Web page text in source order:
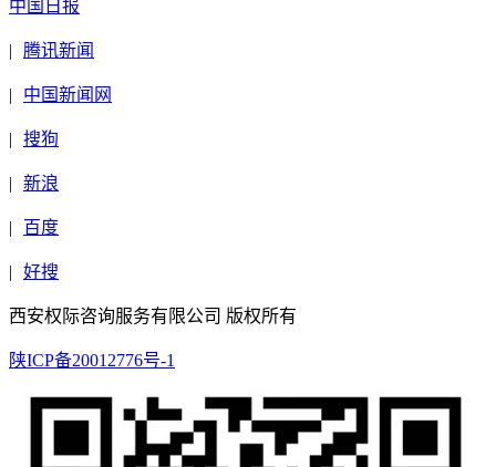
中国日报
| 腾讯新闻
| 中国新闻网
| 搜狗
| 新浪
| 百度
| 好搜
西安权际咨询服务有限公司 版权所有
陕ICP备20012776号-1